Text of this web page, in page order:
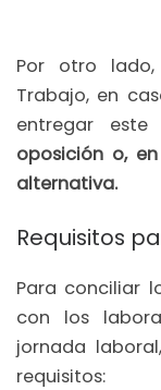
Por otro
Trabajo, en
entregar este
oposición o,
alternativa.
Requisitos
Para conciliar
con los
jornada
requisitos: